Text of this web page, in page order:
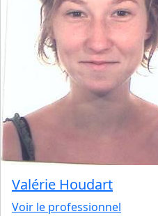
Valérie Houdart
Voir le professionnel